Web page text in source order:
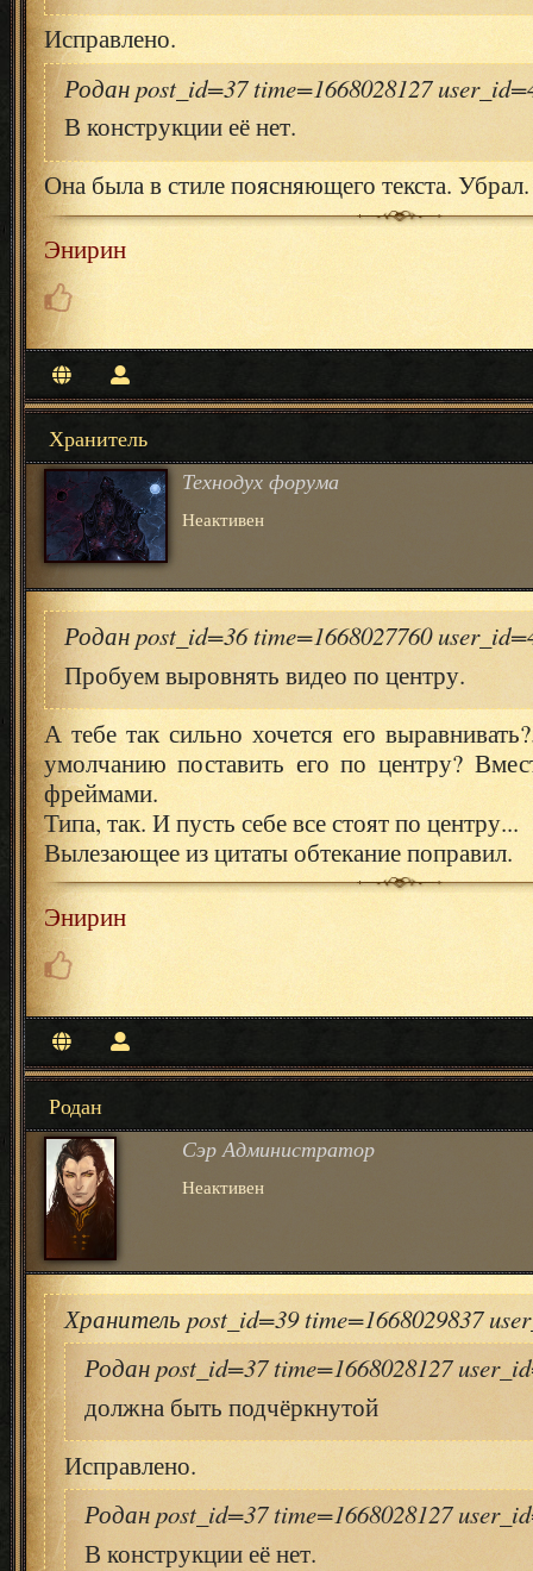
Исправлено.
Родан post_id=37 time=1668028127
В конструкции её нет.
Она была в стиле поясняющего текста. Убрал.
Энирин
Хранитель
Технодух форума
Неактивен
Родан post_id=36 time=1668027760
Пробуем выровнять видео по центру.
А тебе так сильно хочется его
умолчанию поставить его по центру?
фреймами.
Типа, так. И пусть себе все стоят по центру...
Вылезающее из цитаты обтекание поправил.
Энирин
Родан
Сэр Администратор
Неактивен
Хранитель post_id=39 time=1668029837
Родан post_id=37 time=1668028127
должна быть подчёркнутой
Исправлено.
Родан post_id=37 time=1668028127
В конструкции её нет.